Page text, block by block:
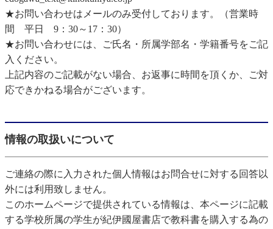
★お問い合わせはメールのみ受付しております。（営業時
間 平日 9：30～17：30）
★お問い合わせには、ご氏名・所属学部名・学籍番号をご記
入ください。
上記内容のご記載がない場合、お返事に時間を頂くか、ご対
応できかねる場合がございます。
情報の取扱いについて
ご連絡の際に入力された個人情報はお問合せに対する回答以
外には利用致しません。
このホームページで提供されている情報は、本ページに記載
する学校所属の学生が紀伊國屋書店で教科書を購入する為の